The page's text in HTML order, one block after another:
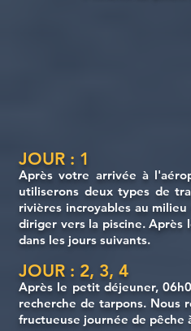
JOUR : 1
Après votre arrivée à
utiliserons deux types de
rivières incroyables au
diriger vers la piscine. Après
dans les jours suivants.
JOUR : 2, 3, 4
Après le petit déjeuner,
recherche de tarpons. Nous
fructueuse journée de pêche